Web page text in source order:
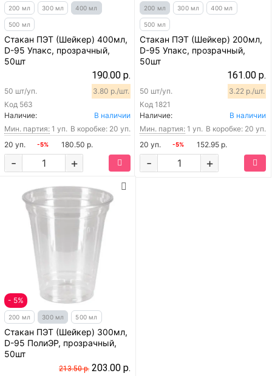
200 мл 300 мл 400 мл
500 мл
Стакан ПЭТ (Шейкер) 400мл,
D-95 Упакс, прозрачный,
50шт
190.00 р.
Код 563
50 шт/уп. 3.80 р./шт.
Наличие:
В наличии
Мин. партия: 1 уп. В коробке: 20 уп.
20 уп.
-5% 180.50 р.
+
-
200 мл 300 мл 400 мл
500 мл
Стакан ПЭТ (Шейкер) 200мл,
D-95 Упакс, прозрачный,
50шт
161.00 р.
Код 1821
50 шт/уп. 3.22 р./шт.
Наличие:
В наличии
Мин. партия: 1 уп. В коробке: 20 уп.
20 уп.
-5% 152.95 р.
+
-
- 5%
200 мл 300 мл 500 мл
Стакан ПЭТ (Шейкер) 300мл,
D-95 ПолиЭР, прозрачный,
50шт
213.50 р. 203.00 р.